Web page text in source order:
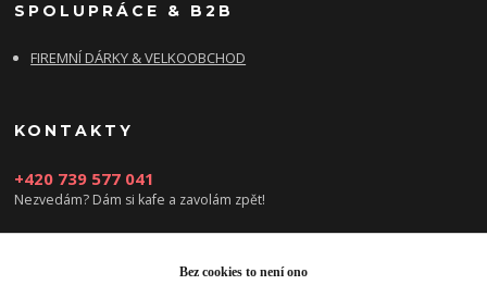
SPOLUPRÁCE & B2B
FIREMNÍ DÁRKY & VELKOOBCHOD
KONTAKTY
+420 739 577 041
Nezvedám? Dám si kafe a zavolám zpět!
info@damsikafe.cz
Bez cookies to není ono